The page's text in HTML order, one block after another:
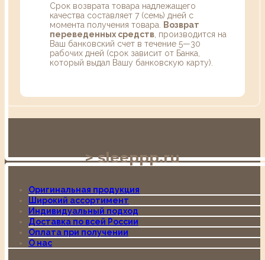
Срок возврата товара надлежащего
качества составляет 7 (семь) дней с
момента получения товара.
Возврат
переведенных средств , производится на
Ваш банковский счет в течение 5—30
рабочих дней (срок зависит от Банка,
который выдал Вашу банковскую карту).
sleeppp.ru
Оригинальная продукция
Широкий ассортимент
Индивидуальный подход
Доставка по всей России
Оплата при получении
О нас